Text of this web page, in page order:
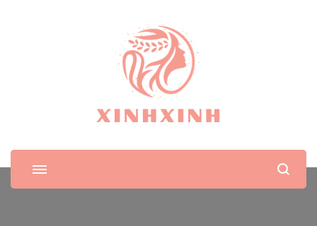
XinhXinh
Trang tin tức cho phái đẹp